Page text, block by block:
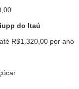
do Itaú
R$1.320,00 por ano